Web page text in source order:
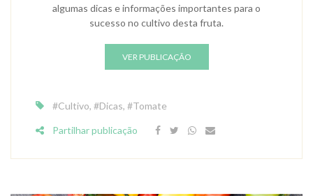
algumas dicas e informações importantes para o
sucesso no cultivo desta fruta.
VER PUBLICAÇÃO
#Cultivo, #Dicas, #Tomate
Partilhar publicação